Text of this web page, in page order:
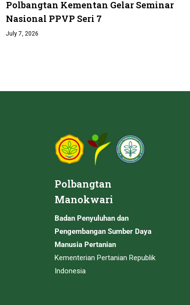
Polbangtan Kementan Gelar Seminar
Nasional PPVP Seri 7
July 7, 2026
Polbangtan
Manokwari
Badan Penyuluhan dan
Pengembangan Sumber Daya
Manusia Pertanian
Kementerian Pertanian Republik
Indonesia